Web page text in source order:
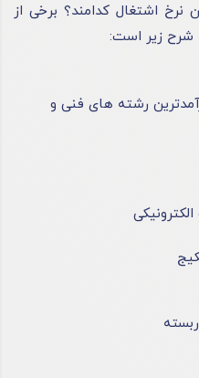
نرخ اشتغال کدامند؟ برخی از
شرح زیر است:
رشته های فنی و